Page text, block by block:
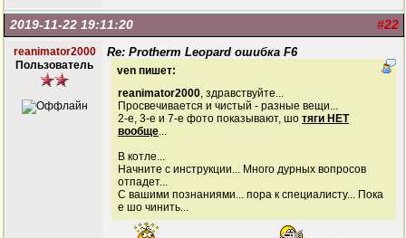
#22
2019-11-22 19:11:20
reanimator2000
Пользователь
Re: Protherm Leopard ошибка F6
ven пишет:
reanimator2000, здравствуйте...
Просвечивается и чистый - разные вещи...
2-е, 3-е и 7-е фото показывают, шо тяги НЕТ
вообще...
В котле...
Начните с инструкции... Много дурных вопросов
отпадет...
С вашими познаниями... пора к специалисту... Пока
е шо чинить...